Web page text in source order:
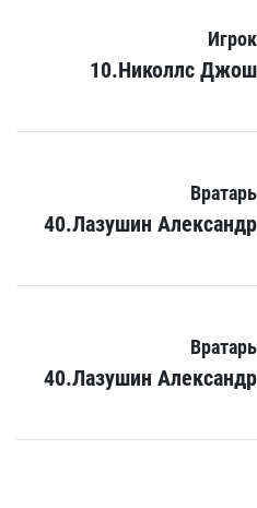
Игрок
10.Николлс Джош
Вратарь
40.Лазушин Александр
Вратарь
40.Лазушин Александр